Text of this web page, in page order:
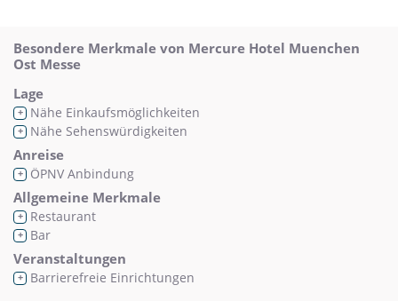
Besondere Merkmale von Mercure Hotel Muenchen
Ost Messe
Lage
+ Nähe Einkaufsmöglichkeiten
+ Nähe Sehenswürdigkeiten
Anreise
+ ÖPNV Anbindung
Allgemeine Merkmale
+ Restaurant
+ Bar
Veranstaltungen
+ Barrierefreie Einrichtungen